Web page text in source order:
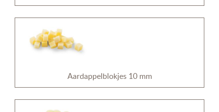
Aardappelblokjes 10 mm